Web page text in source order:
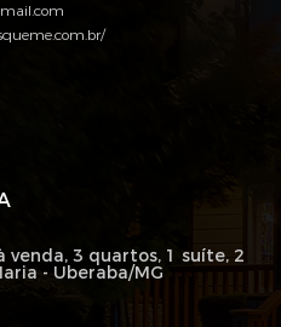
3 quartos, 1 suíte, 2
- Uberaba/MG